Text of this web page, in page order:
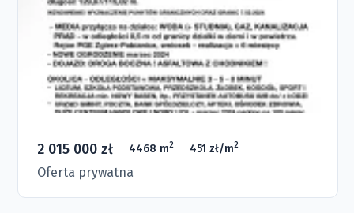
2 015 000 zł 4468 m2 451 zł/m2
Oferta prywatna